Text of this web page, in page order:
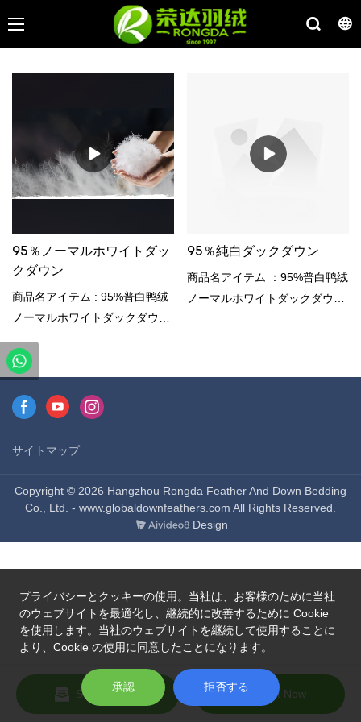
95％ノーマルホワイトダッ
クダウン
商品名アイテム : 95%普白鸭绒
ノーマルホワイトダックダウン
主要技術术指标 コンテンツ詳細
：実行标準試験規格 ：GB/T
14272-2021检测方法試験方
法：GB/T 10288-2016
95％純白ダックダウン
商品名アイテム ：95%普白鸭绒
ノーマルホワイトダックダウン
サイトマップ
Copyright © 2026 Hangzhou Rongda Feather And Down Bedding
Co., Ltd. - www.globaldownfeathers.com All Rights Reserved.
Design
Send Inquiry Chat Now
プライバシーとクッキーの使用。当社は、お客様のために当社
のウェブサイトを最適化し、継続的に改善するために Cookie
を使用します。当社のウェブサイトを継続して使用することに
より、Cookie の使用に同意したことになります。
承認 拒否する